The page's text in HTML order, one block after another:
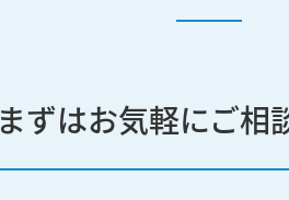
まずはお気軽にご相